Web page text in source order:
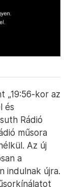
„19:56-kor az
és
Rádió
műsora
Az új
a
indulnak újra.